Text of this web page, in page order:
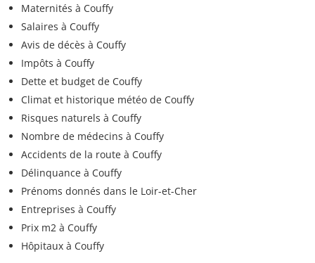
Maternités à Couffy
Salaires à Couffy
Avis de décès à Couffy
Impôts à Couffy
Dette et budget de Couffy
Climat et historique météo de Couffy
Risques naturels à Couffy
Nombre de médecins à Couffy
Accidents de la route à Couffy
Délinquance à Couffy
Prénoms donnés dans le Loir-et-Cher
Entreprises à Couffy
Prix m2 à Couffy
Hôpitaux à Couffy